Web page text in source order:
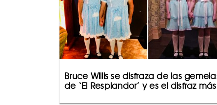
Bruce Willis se disfraza de las
de ‘El Resplandor’ y es el disfraz